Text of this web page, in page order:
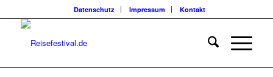
Datenschutz Impressum Kontakt